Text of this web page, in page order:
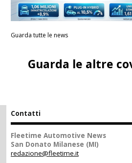
Guarda tutte le news
Guarda le altre
Contatti
Fleetime Automotive News
San Donato Milanese (MI)
redazione@fleetime.it